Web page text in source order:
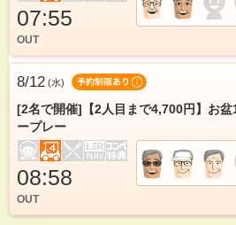
07:55
OUT
8/12 (水)
[2名で開催]【2人目まで4,700円】お盆
ープレー
08:58
OUT